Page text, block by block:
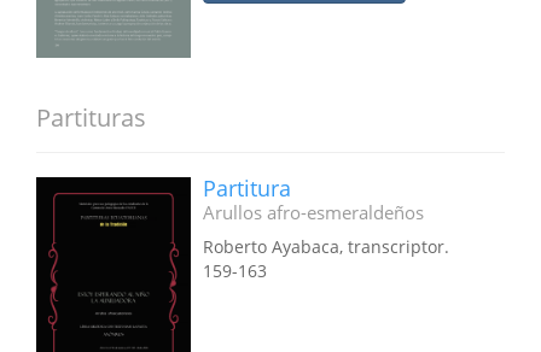
Partituras
Partitura
Arullos afro-esmeraldeños
Roberto Ayabaca, transcriptor.
159-163